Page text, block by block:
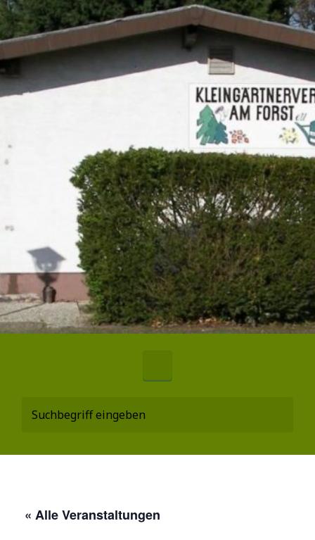
Zum Hauptinhalt springen
« Alle Veranstaltungen